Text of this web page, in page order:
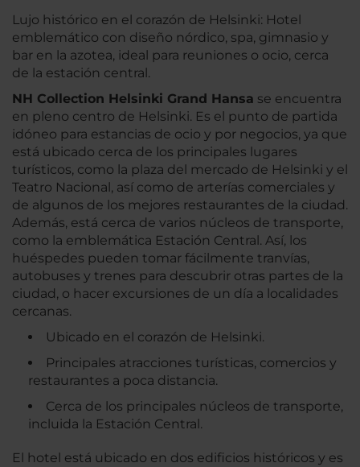
Lujo histórico en el corazón de Helsinki: Hotel
emblemático con diseño nórdico, spa, gimnasio y
bar en la azotea, ideal para reuniones o ocio, cerca
de la estación central.
NH Collection Helsinki Grand Hansa se encuentra
en pleno centro de Helsinki. Es el punto de partida
idóneo para estancias de ocio y por negocios, ya que
está ubicado cerca de los principales lugares
turísticos, como la plaza del mercado de Helsinki y el
Teatro Nacional, así como de arterías comerciales y
de algunos de los mejores restaurantes de la ciudad.
Además, está cerca de varios núcleos de transporte,
como la emblemática Estación Central. Así, los
huéspedes pueden tomar fácilmente tranvías,
autobuses y trenes para descubrir otras partes de la
ciudad, o hacer excursiones de un día a localidades
cercanas.
Ubicado en el corazón de Helsinki.
Principales atracciones turísticas, comercios y
restaurantes a poca distancia.
Cerca de los principales núcleos de transporte,
incluida la Estación Central.
El hotel está ubicado en dos edificios históricos y es